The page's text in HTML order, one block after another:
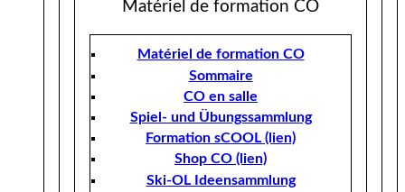
Matériel de formation CO
Matériel de formation CO
Sommaire
CO en salle
Spiel- und Übungssammlung
Formation sCOOL (lien)
Shop CO (lien)
Ski-OL Ideensammlung